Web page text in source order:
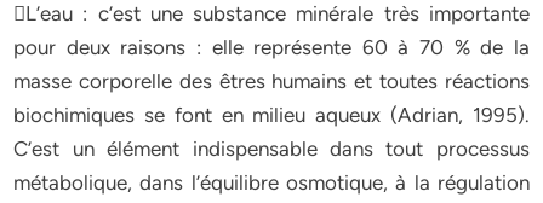
L’eau : c’est une substance minérale très importante
pour deux raisons : elle représente 60 à 70 % de la
masse corporelle des êtres humains et toutes réactions
biochimiques se font en milieu aqueux (Adrian, 1995).
C’est un élément indispensable dans tout processus
métabolique, dans l’équilibre osmotique, à la régulation